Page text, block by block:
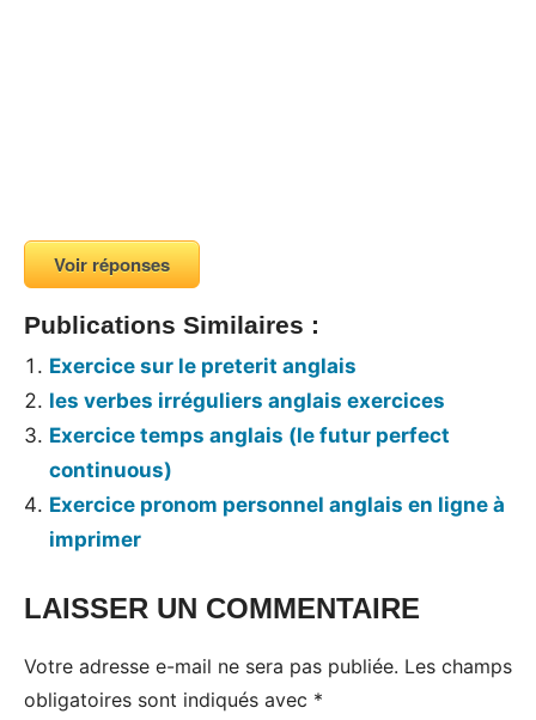
Voir réponses
Publications Similaires :
Exercice sur le preterit anglais
les verbes irréguliers anglais exercices
Exercice temps anglais (le futur perfect
continuous)
Exercice pronom personnel anglais en ligne à
imprimer
LAISSER UN COMMENTAIRE
Votre adresse e-mail ne sera pas publiée. Les champs
obligatoires sont indiqués avec *